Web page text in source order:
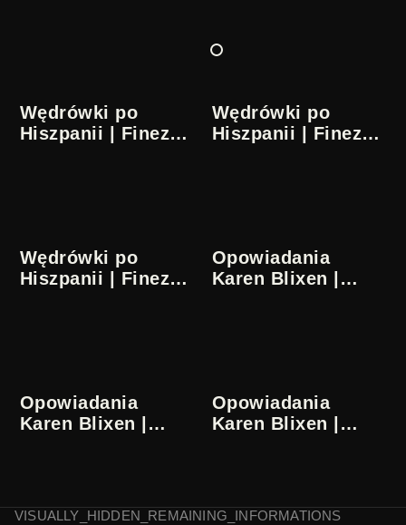
Wędrówki po
Hiszpanii | Finezje
Wędrówki po
Hiszpanii | Finezje
Wędrówki po
Hiszpanii | Finezje
Opowiadania
Karen Blixen |
Opowiadania
Karen Blixen |
Opowiadania
Karen Blixen |
VISUALLY_HIDDEN_REMAINING_INFORMATIONS